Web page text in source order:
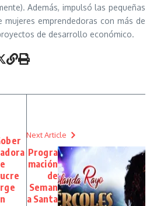
Además, impulsó las pequeñas
mujeres emprendedoras con más de
de desarrollo económico.
Next Article
Progra
mación
de
Seman
a Santa